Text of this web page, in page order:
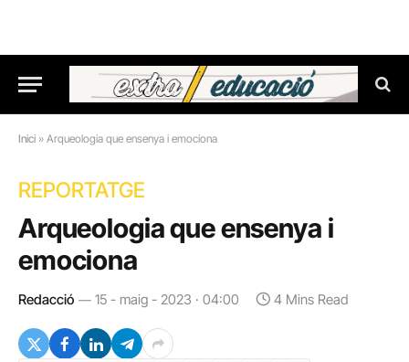
Inici » Arqueologia que ensenya i emociona
REPORTATGE
Arqueologia que ensenya i
emociona
Redacció 15 - maig - 2023 · 04:00 4 Mins Read